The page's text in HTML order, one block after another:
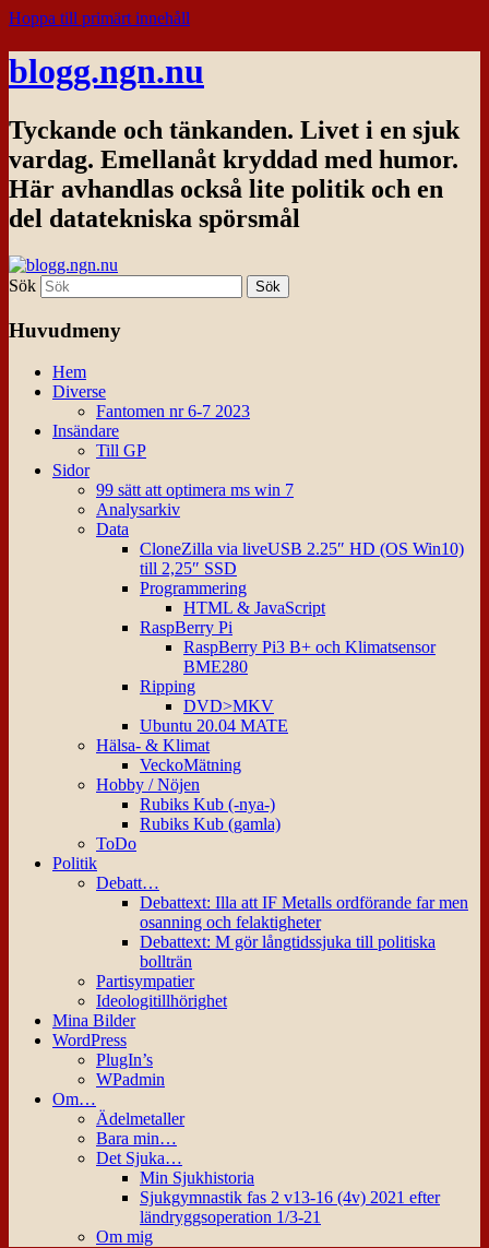
Hoppa till primärt innehåll
blogg.ngn.nu
Tyckande och tänkanden. Livet i en sjuk
vardag. Emellanåt kryddad med humor.
Här avhandlas också lite politik och en
del datatekniska spörsmål
Sök
Huvudmeny
Hem
Diverse
Fantomen nr 6-7 2023
Insändare
Till GP
Sidor
99 sätt att optimera ms win 7
Analysarkiv
Data
CloneZilla via liveUSB 2.25″ HD (OS Win10)
till 2,25″ SSD
Programmering
HTML & JavaScript
RaspBerry Pi
RaspBerry Pi3 B+ och Klimatsensor
BME280
Ripping
DVD>MKV
Ubuntu 20.04 MATE
Hälsa- & Klimat
VeckoMätning
Hobby / Nöjen
Rubiks Kub (-nya-)
Rubiks Kub (gamla)
ToDo
Politik
Debatt…
Debattext: Illa att IF Metalls ordförande far men
osanning och felaktigheter
Debattext: M gör långtidssjuka till politiska
bollträn
Partisympatier
Ideologitillhörighet
Mina Bilder
WordPress
PlugIn’s
WPadmin
Om…
Ädelmetaller
Bara min…
Det Sjuka…
Min Sjukhistoria
Sjukgymnastik fas 2 v13-16 (4v) 2021 efter
ländryggsoperation 1/3-21
Om mig